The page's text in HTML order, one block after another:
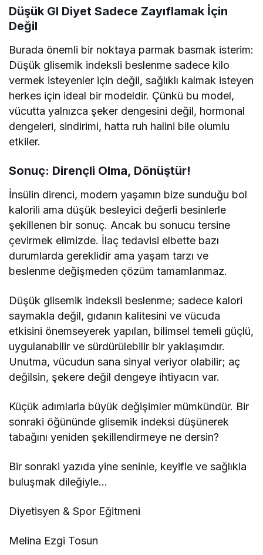
Düşük GI Diyet Sadece Zayıflamak İçin
Değil
Burada önemli bir noktaya parmak basmak isterim:
Düşük glisemik indeksli beslenme sadece kilo
vermek isteyenler için değil, sağlıklı kalmak isteyen
herkes için ideal bir modeldir. Çünkü bu model,
vücutta yalnızca şeker dengesini değil, hormonal
dengeleri, sindirimi, hatta ruh halini bile olumlu
etkiler.
Sonuç: Dirençli Olma, Dönüştür!
İnsülin direnci, modern yaşamın bize sunduğu bol
kalorili ama düşük besleyici değerli besinlerle
şekillenen bir sonuç. Ancak bu sonucu tersine
çevirmek elimizde. İlaç tedavisi elbette bazı
durumlarda gereklidir ama yaşam tarzı ve
beslenme değişmeden çözüm tamamlanmaz.
Düşük glisemik indeksli beslenme; sadece kalori
saymakla değil, gıdanın kalitesini ve vücuda
etkisini önemseyerek yapılan, bilimsel temeli güçlü,
uygulanabilir ve sürdürülebilir bir yaklaşımdır.
Unutma, vücudun sana sinyal veriyor olabilir; aç
değilsin, şekere değil dengeye ihtiyacın var.
Küçük adımlarla büyük değişimler mümkündür. Bir
sonraki öğününde glisemik indeksi düşünerek
tabağını yeniden şekillendirmeye ne dersin?
Bir sonraki yazıda yine seninle, keyifle ve sağlıkla
buluşmak dileğiyle…
Diyetisyen & Spor Eğitmeni
Melina Ezgi Tosun